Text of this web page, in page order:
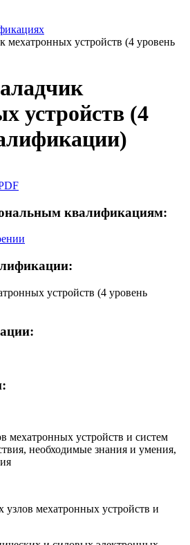
мехатронных устройств (4 уровень
устройств (4
квалификациям:
устройств (4 уровень
мехатронных устройств и систем
необходимые знания и умения,
узлов мехатронных устройств и